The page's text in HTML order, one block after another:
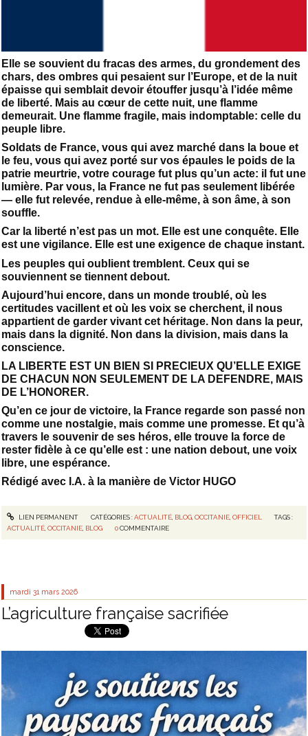
Elle se souvient du fracas des armes, du grondement des
chars, des ombres qui pesaient sur l’Europe, et de la nuit
épaisse qui semblait devoir étouffer jusqu’à l’idée même
de liberté. Mais au cœur de cette nuit, une flamme
demeurait. Une flamme fragile, mais indomptable: celle du
peuple libre.
Soldats de France, vous qui avez marché dans la boue et
le feu, vous qui avez porté sur vos épaules le poids de la
patrie meurtrie, votre courage fut plus qu’un acte: il fut une
lumière. Par vous, la France ne fut pas seulement libérée
— elle fut relevée, rendue à elle-même, à son âme, à son
souffle.
Car la liberté n’est pas un mot. Elle est une conquête. Elle
est une vigilance. Elle est une exigence de chaque instant.
Les peuples qui oublient tremblent. Ceux qui se
souviennent se tiennent debout.
Aujourd’hui encore, dans un monde troublé, où les
certitudes vacillent et où les voix se cherchent, il nous
appartient de garder vivant cet héritage. Non dans la peur,
mais dans la dignité. Non dans la division, mais dans la
conscience.
LA LIBERTE EST UN BIEN SI PRECIEUX QU’ELLE EXIGE
DE CHACUN NON SEULEMENT DE LA DEFENDRE, MAIS
DE L’HONORER.
Qu’en ce jour de victoire, la France regarde son passé non
comme une nostalgie, mais comme une promesse. Et qu’à
travers le souvenir de ses héros, elle trouve la force de
rester fidèle à ce qu’elle est : une nation debout, une voix
libre, une espérance.
Rédigé avec I.A. à la manière de Victor HUGO
LIEN PERMANENT CATÉGORIES :ACTUALITÉ, BLOG, OCCITANIE, OFFICIEL
TAGS :
ACTUALITÉ ,OCCITANIE BLOG 0 COMMENTAIRE
mardi 31 mars 2026
L’agriculture française sacrifiée